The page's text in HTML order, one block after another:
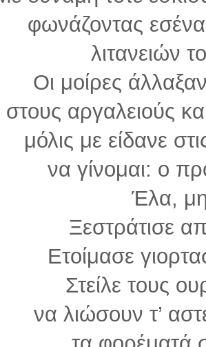
φωνάζοντας
λιτανειών
Οι μοίρες
στους αργαλειούς
μόλις με είδανε
να γίνομαι: ο
Έλα,
Ξεστράτισε
Ετοίμασε
Στείλε τους
να λιώσουν τ’